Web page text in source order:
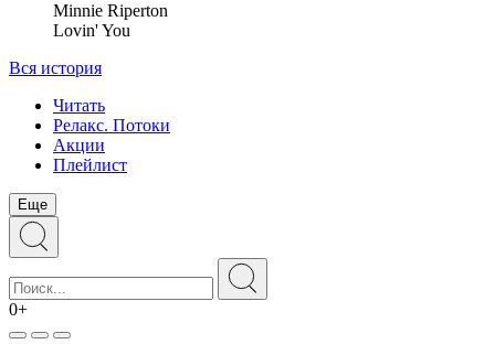
Minnie Riperton
Lovin' You
Вся история
Читать
Релакс. Потоки
Акции
Плейлист
Еще
0+